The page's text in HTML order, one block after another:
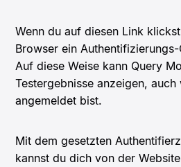
Wenn du auf diesen Link
Browser ein
Auf diese Weise kann Query
Testergebnisse anzeigen,
angemeldet bist.
Mit dem gesetzten
kannst du dich von der